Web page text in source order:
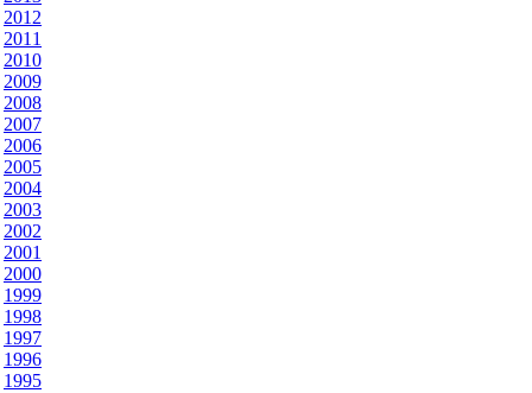
2012
2011
2010
2009
2008
2007
2006
2005
2004
2003
2002
2001
2000
1999
1998
1997
1996
1995